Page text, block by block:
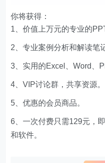
你将获得：
1、价值上万元的专业的
2、专业案例分析和解读笔
3、实用的Excel、Word、
4、VIP讨论群，共享资源。
5、优惠的会员商品。
6、一次付费只需129元，
和软件。